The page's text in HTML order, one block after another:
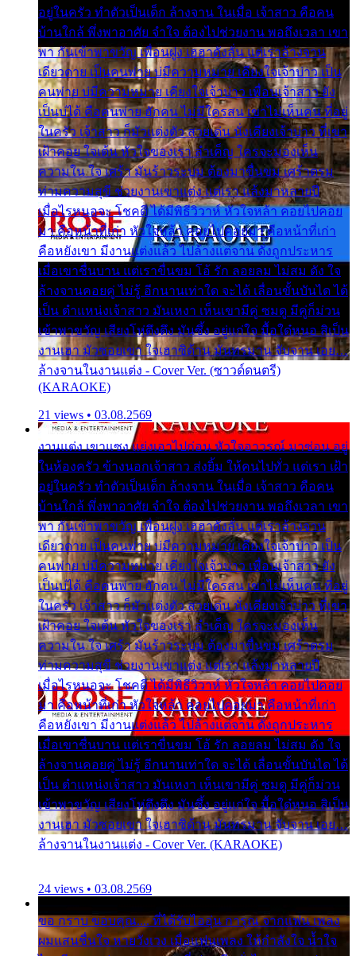
อยู่ในครัว ทำตัวเป็นเด็ก ล้างจาน ในเมื่อ เจ้าสาว คือคน
บ้านใกล้ พึ่งพาอาศัย จำใจ ต้องไปช่วยงาน พอถึงเวลา เขา
พา กันเข้าพาขวัญ เพื่อนฝูง เฮฮาดังลั่น แต่เราล้างจาน
เดียวดาย เป็นคนพ่าย บ่มีความหมาย เคียงใจเจ้าบ่าว เป็น
คนพ่าย บ่มีความหมาย เคียงใจเจ้าบ่าว เพื่อนเจ้าสาว ยัง
เป็นบ่ได้ คือคนพ่าย ฮักคน ไม่มีใครสน เขาไม่เห็นคน ที่อยู่
ในครัว เจ้าสาว ก็มัวแต่งตัว สวยเด่น นั่งเคียงเจ้าบ่าว ที่เขา
เฝ้าคอย ใจเต้น หัวใจของเรา ลำเค็ญ ใครจะมองเห็น
ความใน ใจ เศร้า มันร้าวระบม ต้องมาขื่นขม เศร้าตรม
ท่ามความสุขี ช่วยงานเขาแต่ง แต่เรา แล้งมาหลายปี
เมื่อไรหนอจะ โชคดี ได้มีพิธีวิวาห์ หัวใจหล้า คอยไปคอย
มา คือหน้าที่เก่า หัวใจหล้า คอยไปคอยมา คือหน้าที่เก่า
คือหยังเขา มีงานแต่งแล้ว ไปล้างแต่จาน ดั่งถูกประหาร
เมื่อเขาชื่นบาน แต่เราขื่นขม โอ้ รัก ลอยลม ไม่สม ดัง ใจ
ล้างจานคอยคู่ ไม่รู้ อีกนานเท่าใด จะได้ เลื่อนขั้นบันได ได้
เป็น ตำแหน่งเจ้าสาว มันเหงา เห็นเขามีคู่ ซมดู มีคู่ก็ม่วน
เข้าพาขวัญ เสียงโห่ตึงตึง มันซึ้ง อยู่แก่ใจ มื้อใด๋หนอ สิเป็น
งานเฮา มัวซอยเขา ใจเฮาซิด้าน มันทรมาน จับจาน เอย…
ล้างจานในงานแต่ง - Cover Ver. (ซาวด์ดนตรี)
(KARAOKE)
21 views • 03.08.2569
งานแต่ง เขาแซง แย่งเอาไปก่อน หัวใจอาวรณ์ มาซ่อน อยู่
ในห้องครัว ข้างนอกเจ้าสาว ส่งยิ้ม ให้คนไปทั่ว แต่เรา เฝ้า
อยู่ในครัว ทำตัวเป็นเด็ก ล้างจาน ในเมื่อ เจ้าสาว คือคน
บ้านใกล้ พึ่งพาอาศัย จำใจ ต้องไปช่วยงาน พอถึงเวลา เขา
พา กันเข้าพาขวัญ เพื่อนฝูง เฮฮาดังลั่น แต่เราล้างจาน
เดียวดาย เป็นคนพ่าย บ่มีความหมาย เคียงใจเจ้าบ่าว เป็น
คนพ่าย บ่มีความหมาย เคียงใจเจ้าบ่าว เพื่อนเจ้าสาว ยัง
เป็นบ่ได้ คือคนพ่าย ฮักคน ไม่มีใครสน เขาไม่เห็นคน ที่อยู่
ในครัว เจ้าสาว ก็มัวแต่งตัว สวยเด่น นั่งเคียงเจ้าบ่าว ที่เขา
เฝ้าคอย ใจเต้น หัวใจของเรา ลำเค็ญ ใครจะมองเห็น
ความใน ใจ เศร้า มันร้าวระบม ต้องมาขื่นขม เศร้าตรม
ท่ามความสุขี ช่วยงานเขาแต่ง แต่เรา แล้งมาหลายปี
เมื่อไรหนอจะ โชคดี ได้มีพิธีวิวาห์ หัวใจหล้า คอยไปคอย
มา คือหน้าที่เก่า หัวใจหล้า คอยไปคอยมา คือหน้าที่เก่า
คือหยังเขา มีงานแต่งแล้ว ไปล้างแต่จาน ดั่งถูกประหาร
เมื่อเขาชื่นบาน แต่เราขื่นขม โอ้ รัก ลอยลม ไม่สม ดัง ใจ
ล้างจานคอยคู่ ไม่รู้ อีกนานเท่าใด จะได้ เลื่อนขั้นบันได ได้
เป็น ตำแหน่งเจ้าสาว มันเหงา เห็นเขามีคู่ ซมดู มีคู่ก็ม่วน
เข้าพาขวัญ เสียงโห่ตึงตึง มันซึ้ง อยู่แก่ใจ มื้อใด๋หนอ สิเป็น
งานเฮา มัวซอยเขา ใจเฮาซิด้าน มันทรมาน จับจาน เอย…
ล้างจานในงานแต่ง - Cover Ver. (KARAOKE)
24 views • 03.08.2569
ขอ กราบ ขอบคุณ.... ที่ได้รับไออุ่น การุณ จากแฟน เพลง
ผมแสนชื่นใจ หายวังเวง เมื่อแฟนเพลง ให้กำลังใจ น้ำใจ